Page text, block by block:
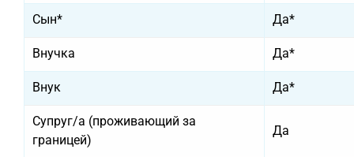
Сын* Да*
Внучка Да*
Внук Да*
Супруг/а (проживающий за
границей)
Да